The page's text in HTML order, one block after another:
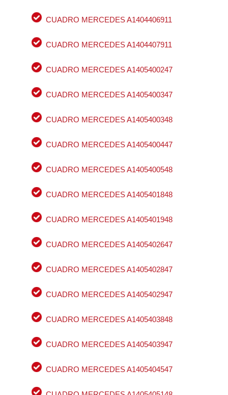
CUADRO MERCEDES A1404406911
CUADRO MERCEDES A1404407911
CUADRO MERCEDES A1405400247
CUADRO MERCEDES A1405400347
CUADRO MERCEDES A1405400348
CUADRO MERCEDES A1405400447
CUADRO MERCEDES A1405400548
CUADRO MERCEDES A1405401848
CUADRO MERCEDES A1405401948
CUADRO MERCEDES A1405402647
CUADRO MERCEDES A1405402847
CUADRO MERCEDES A1405402947
CUADRO MERCEDES A1405403848
CUADRO MERCEDES A1405403947
CUADRO MERCEDES A1405404547